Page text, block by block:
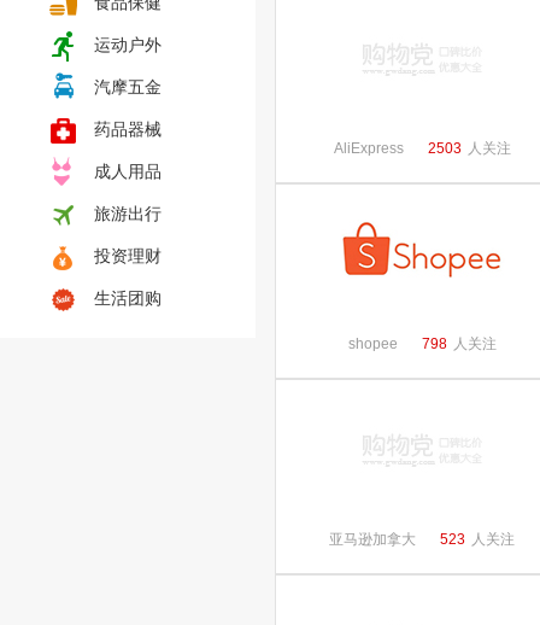
运动户外
汽摩五金
药品器械
成人用品
旅游出行
投资理财
生活团购
AliExpress 2503 人关注
shopee 798 人关注
亚马逊加拿大 523 人关注